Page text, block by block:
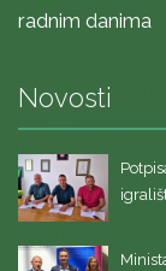
radnim danima
Novosti